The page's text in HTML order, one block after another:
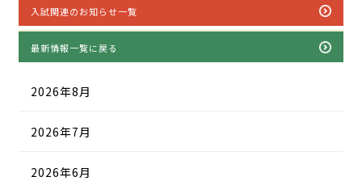
入試関連のお知らせ一覧
最新情報一覧に戻る
2026年8月
2026年7月
2026年6月